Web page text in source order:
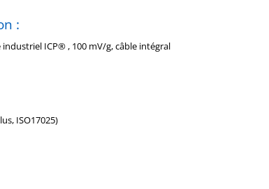
:
ICP® , 100 mV/g, câble intégral
ISO17025)